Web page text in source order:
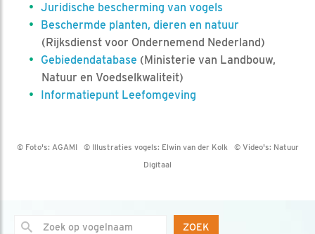
Juridische bescherming van vogels
Beschermde planten, dieren en natuur
(Rijksdienst voor Ondernemend Nederland)
Gebiedendatabase (Ministerie van Landbouw,
Natuur en Voedselkwaliteit)
Informatiepunt Leefomgeving
© Foto's: AGAMI© Illustraties vogels: Elwin van der Kolk© Video's: Natuur
Digitaal
ZOEK